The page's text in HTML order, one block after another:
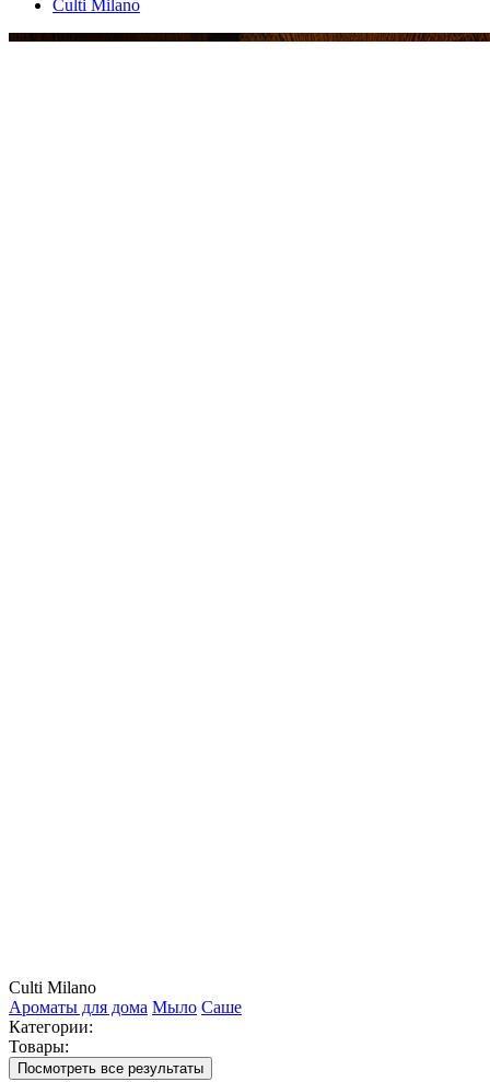
Culti Milano
Culti Milano
Ароматы для дома Мыло Саше
Категории:
Товары:
Посмотреть все результаты